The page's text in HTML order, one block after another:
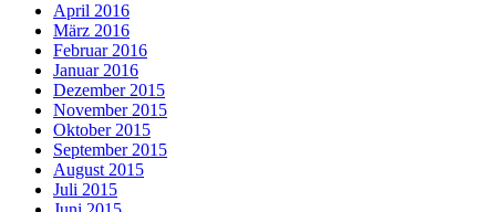
April 2016
März 2016
Februar 2016
Januar 2016
Dezember 2015
November 2015
Oktober 2015
September 2015
August 2015
Juli 2015